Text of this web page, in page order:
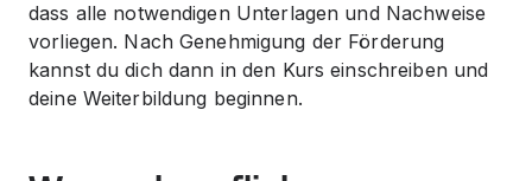
dass alle notwendigen Unterlagen und Nachweise
vorliegen. Nach Genehmigung der Förderung
kannst du dich dann in den Kurs einschreiben und
deine Weiterbildung beginnen.